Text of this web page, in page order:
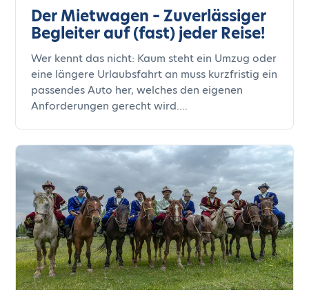
Der Mietwagen – Zuverlässiger
Begleiter auf (fast) jeder Reise!
Wer kennt das nicht: Kaum steht ein Umzug oder
eine längere Urlaubsfahrt an muss kurzfristig ein
passendes Auto her, welches den eigenen
Anforderungen gerecht wird....